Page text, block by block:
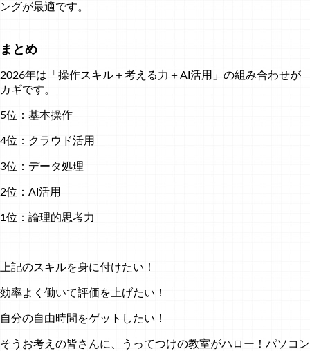
ングが最適です。
まとめ
2026年は「操作スキル＋考える力＋AI活用」の組み合わせが
カギです。
5位：基本操作
4位：クラウド活用
3位：データ処理
2位：AI活用
1位：論理的思考力
上記のスキルを身に付けたい！
効率よく働いて評価を上げたい！
自分の自由時間をゲットしたい！
そうお考えの皆さんに、うってつけの教室がハロー！パソコン